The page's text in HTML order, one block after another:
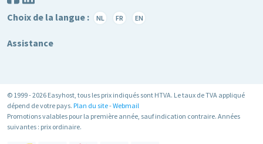
Choix de la langue : NL FR EN
Assistance
© 1999 - 2026 Easyhost, tous les prix indiqués sont HTVA. Le taux de TVA appliqué
dépend de votre pays. Plan du site-Webmail
Promotions valables pour la première année, sauf indication contraire. Années
suivantes : prix ordinaire.